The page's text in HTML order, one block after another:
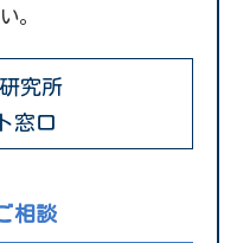
。
究所
窓口
相談